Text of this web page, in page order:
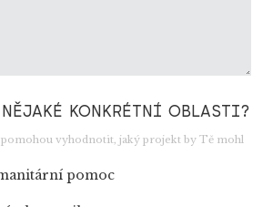
KONKRÉTNÍ OBLASTI?
vyhodnotit, jaký projekt by Tě mohl
pomoc